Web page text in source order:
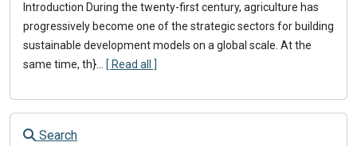
Introduction During the twenty-first century, agriculture has
progressively become one of the strategic sectors for building
sustainable development models on a global scale. At the
same time, th}
[ Read all ]
Search